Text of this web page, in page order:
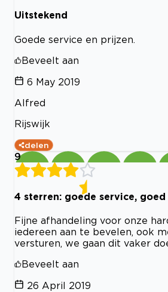
Uitstekend
Goede service en prijzen.
Beveelt aan
6 May 2019
Alfred
Rijswijk
delen
9
4 sterren: goede service,
Fijne afhandeling voor onze
iedereen aan te bevelen, ook
versturen, we gaan dit vaker
Beveelt aan
26 April 2019